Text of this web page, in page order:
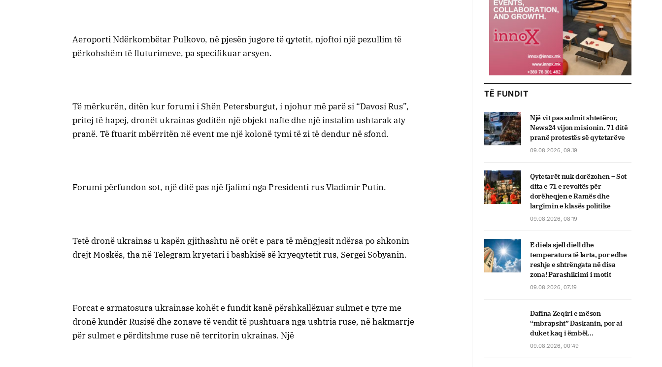
Aeroporti Ndërkombëtar Pulkovo, në pjesën jugore të qytetit, njoftoi një pezullim të
përkohshëm të fluturimeve, pa specifikuar arsyen.
Të mërkurën, ditën kur forumi i Shën Petersburgut, i njohur më parë si “Davosi Rus”,
pritej të hapej, dronët ukrainas goditën një objekt nafte dhe një instalim ushtarak aty
pranë. Të ftuarit mbërritën në event me një kolonë tymi të zi të dendur në sfond.
Forumi përfundon sot, një ditë pas një fjalimi nga Presidenti rus Vladimir Putin.
Tetë dronë ukrainas u kapën gjithashtu në orët e para të mëngjesit ndërsa po shkonin
drejt Moskës, tha në Telegram kryetari i bashkisë së kryeqytetit rus, Sergei Sobyanin.
Forcat e armatosura ukrainase kohët e fundit kanë përshkallëzuar sulmet e tyre me
dronë kundër Rusisë dhe zonave të vendit të pushtuara nga ushtria ruse, në hakmarrje
për sulmet e përditshme ruse në territorin ukrainas. Një
TË FUNDIT
Një vit pas sulmit shtetëror,
News24 vijon misionin. 71 ditë
pranë protestës së qytetarëve
09.08.2026, 09:19
Qytetarët nuk dorëzohen – Sot
dita e 71 e revoltës për
dorëheqjen e Ramës dhe
largimin e klasës politike
09.08.2026, 08:19
E diela sjell diell dhe
temperatura të larta, por edhe
reshje e shtrëngata në disa
zona! Parashikimi i motit
09.08.2026, 07:19
Dafina Zeqiri e mëson
“mbrapsht” Daskanin, por ai
duket kaq i ëmbël…
09.08.2026, 00:49